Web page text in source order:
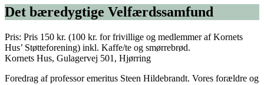
Det bæredygtige Velfærdssamfund
Pris: Pris 150 kr. (100 kr. for frivillige og medlemmer af Kornets
Hus’ Støtteforening) inkl. Kaffe/te og smørrebrød.
Kornets Hus, Gulagervej 501, Hjørring
Foredrag af professor emeritus Steen Hildebrandt. Vores forældre og